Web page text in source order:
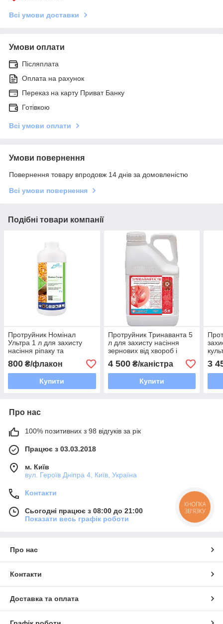
Всі умови доставки
Умови оплати
Післяплата
Оплата на рахунок
Переказ на карту Приват Банку
Готівкою
Всі умови оплати
Умови повернення
Повернення товару впродовж 14 днів за домовленістю
Всі умови повернення
Подібні товари компанії
Протруйник Номінал
Ультра 1 л для захисту
насіння ріпаку та
кукурудзи від шкідників
800 ₴/флакон
Купити
Протруйник Тринаванта 5
л для захисту насіння
зернових від хвороб і
шкідників
4 500₴/каністра
Купити
3
Про нас
100% позитивних з 98 відгуків за рік
Працює з 03.03.2018
м. Київ
вул. Героїв Дніпра 4, Київ, Україна
Контакти
Сьогодні працює з 08:00 до 21:00
Показати весь графік роботи
Про нас
Контакти
Доставка та оплата
КНОПКА
ЗВ'ЯЗКУ